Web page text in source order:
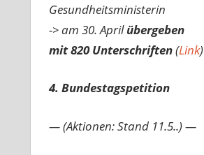
Gesundheitsministerin
-> am 30. Aprilübergeben
mit 820 Unterschriften(Link)
4. Bundestagspetition
— (Aktionen: Stand 11.5..) —